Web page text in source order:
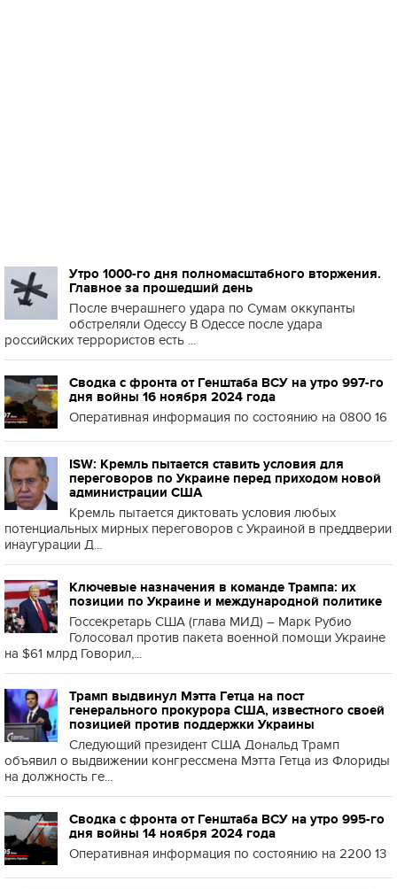
Утро 1000-го дня полномасштабного вторжения.
Главное за прошедший день
После вчерашнего удара по Сумам оккупанты
обстреляли Одессу В Одессе после удара
российских террористов есть ...
Сводка с фронта от Генштаба ВСУ на утро 997-го
дня войны 16 ноября 2024 года
Оперативная информация по состоянию на 0800 16
ISW: Кремль пытается ставить условия для
переговоров по Украине перед приходом новой
администрации США
Кремль пытается диктовать условия любых
потенциальных мирных переговоров с Украиной в преддверии
инаугурации Д...
Ключевые назначения в команде Трампа: их
позиции по Украине и международной политике
Госсекретарь США (глава МИД) – Марк Рубио
Голосовал против пакета военной помощи Украине
на $61 млрд Говорил,...
Трамп выдвинул Мэтта Гетца на пост
генерального прокурора США, известного своей
позицией против поддержки Украины
Следующий президент США Дональд Трамп
объявил о выдвижении конгрессмена Мэтта Гетца из Флориды
на должность ге...
Сводка с фронта от Генштаба ВСУ на утро 995-го
дня войны 14 ноября 2024 года
Оперативная информация по состоянию на 2200 13